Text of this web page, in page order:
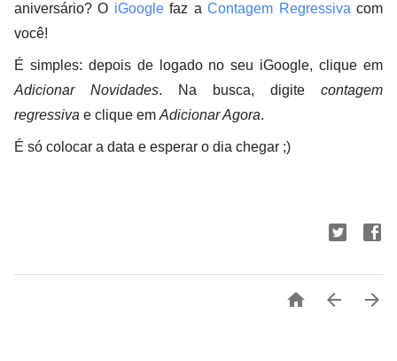
aniversário? O iGooglefaz a Contagem Regressiva com
você!
É simples: depois de logado no seu iGoogle, clique em
Adicionar Novidades. Na busca, digite contagem
regressiva e clique em Adicionar Agora.
É só colocar a data e esperar o dia chegar ;)
  